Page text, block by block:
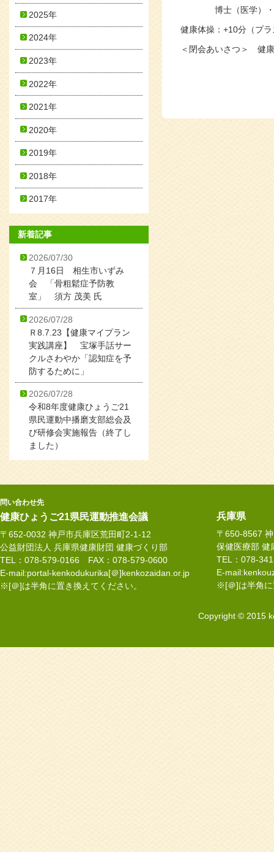
博士（医学）・指
健康体操：+10分（プ
＜閉会あいさつ＞ 健
2025年
2024年
2023年
2022年
2021年
2020年
2019年
2018年
2017年
新着記事
2026/07/30
７月16日 相生市いずみ
会 「骨粗鬆症予防教
室」 須方 茂美 氏
2026/07/28
Ｒ8.7.23【健康マイプラン
実践講座】 宝塚手話サー
クルさわやか「認知症を予
防するために」
2026/07/28
令和8年度健康ひょうご21
県民運動中播磨支部総会及
び研修会実施報告（終了し
ました）
問い合わせ先
健康ひょうご21県民運動推進会議
〒652-0032 神戸市兵庫区荒田町2-1-12
公益財団法人 兵庫県健康財団 健康づくり部
TEL：078-579-0166 FAX：078-579-0600
E-mail:portal-kenkodukurika[＠]kenkozaidan.or.jp
※[＠]は半角に置き換えてください。
兵庫県
〒650-8567
保健医療部 健
TEL：078-
E-
※[＠]は半角に
Copyright © 2015